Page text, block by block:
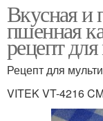
Вкусная и
пшенная
рецепт
Рецепт для
VITEK VT-4216